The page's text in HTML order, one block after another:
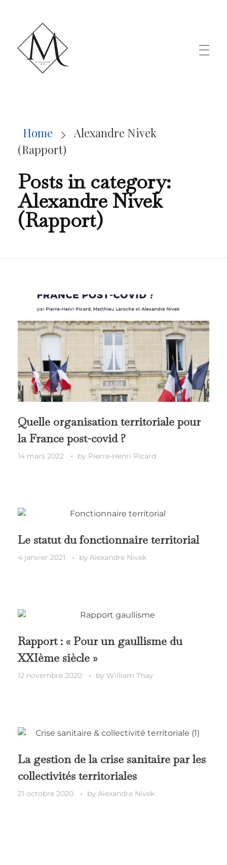
Home
Alexandre Nivek
(Rapport)
Posts in category:
Alexandre Nivek
(Rapport)
Quelle organisation territoriale pour
la France post-covid ?
14 mars 2022 by Pierre-Henri Picard
Le statut du fonctionnaire territorial
4 janvier 2021 by Alexandre Nivek
Rapport : « Pour un gaullisme du
XXIème siècle »
12 novembre 2020 by William Thay
La gestion de la crise sanitaire par les
collectivités territoriales
21 octobre 2020 by Alexandre Nivek